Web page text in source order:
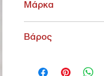
Μάρκα
Βάρος